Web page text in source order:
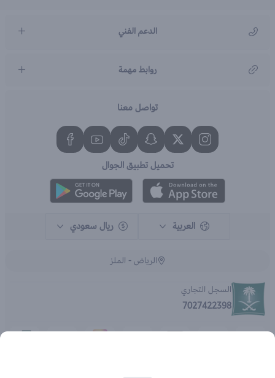
الدعم الفني
روابط مهمة
تواصل معنا
تحميل تطبيق الجوال
العربية ريال سعودي
الرياض - الملز
السجل التجاري
7027422398